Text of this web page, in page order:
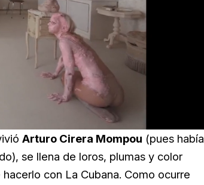
Arturo Cirera Mompou (pues había
se llena de loros, plumas y color
con La Cubana. Como ocurre